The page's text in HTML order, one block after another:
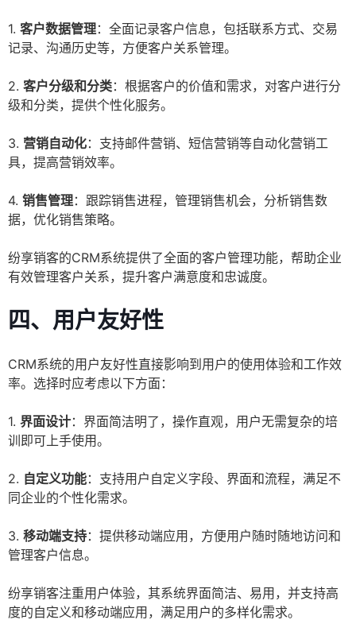
1. 客户数据管理：全面记录客户信息，包括联系方式、交易
记录、沟通历史等，方便客户关系管理。
2. 客户分级和分类：根据客户的价值和需求，对客户进行分
级和分类，提供个性化服务。
3. 营销自动化：支持邮件营销、短信营销等自动化营销工
具，提高营销效率。
4. 销售管理：跟踪销售进程，管理销售机会，分析销售数
据，优化销售策略。
纷享销客的CRM系统提供了全面的客户管理功能，帮助企业
有效管理客户关系，提升客户满意度和忠诚度。
四、用户友好性
CRM系统的用户友好性直接影响到用户的使用体验和工作效
率。选择时应考虑以下方面：
1. 界面设计：界面简洁明了，操作直观，用户无需复杂的培
训即可上手使用。
2. 自定义功能：支持用户自定义字段、界面和流程，满足不
同企业的个性化需求。
3. 移动端支持：提供移动端应用，方便用户随时随地访问和
管理客户信息。
纷享销客注重用户体验，其系统界面简洁、易用，并支持高
度的自定义和移动端应用，满足用户的多样化需求。